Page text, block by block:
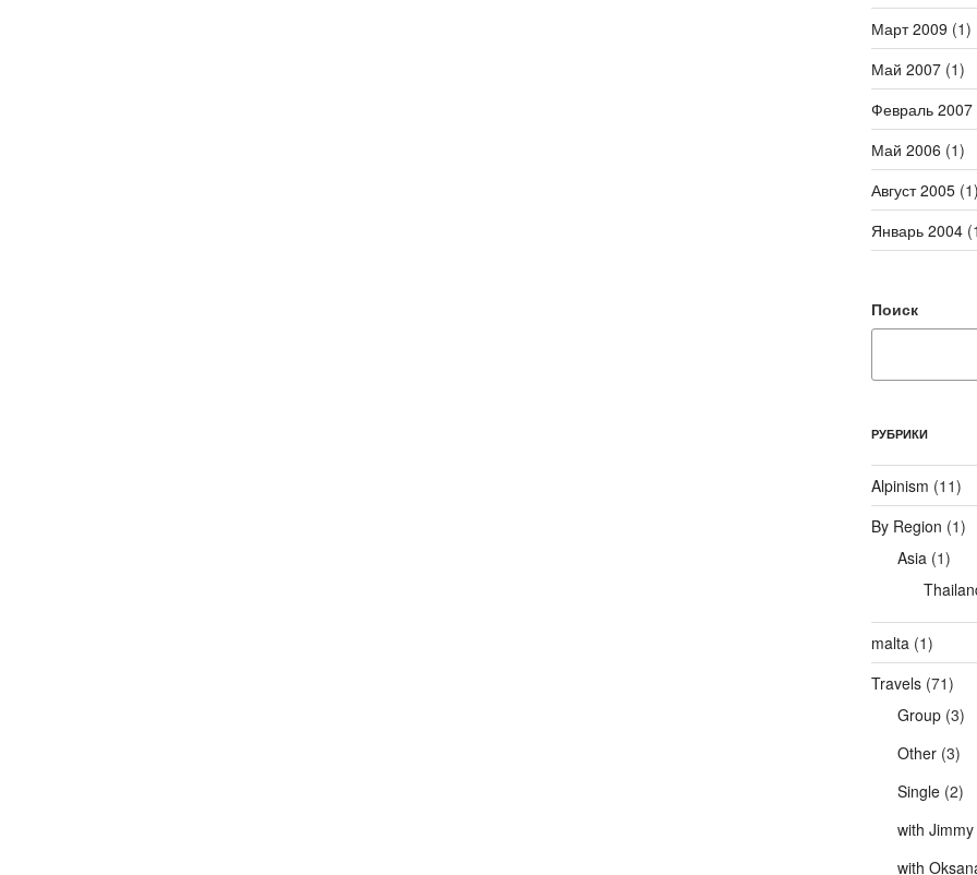
Март 2009 (1)
Май 2007(1)
Февраль 2007
Май 2006 (1)
Август 2005(1)
Январь 2004
Поиск
РУБРИКИ
Alpinism (11)
By Region (1)
Asia (1)
malta (1)
Travels(71)
Group(3)
Other(3)
Single(2)
with
with